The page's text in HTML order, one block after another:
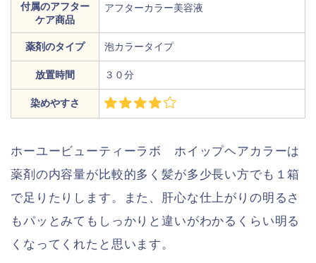
付属のアフター
ケア商品
アフターカラー美容液
薬剤のタイプ 泡カラータイプ
放置時間 ３０分
染めやすさ
ホーユービューティーラボ ホイップヘアカラーは
薬剤の内容量が比較的多く髪が多少長い方でも１箱
で足りたりします。また、肝心な仕上がりの明るさ
もパッとみてもしっかりと違いがわかるくらい明る
くなってくれたと思います。